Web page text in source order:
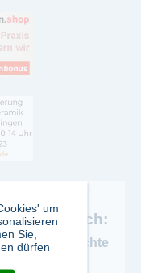
Geschichte
um
Sie,
dürfen